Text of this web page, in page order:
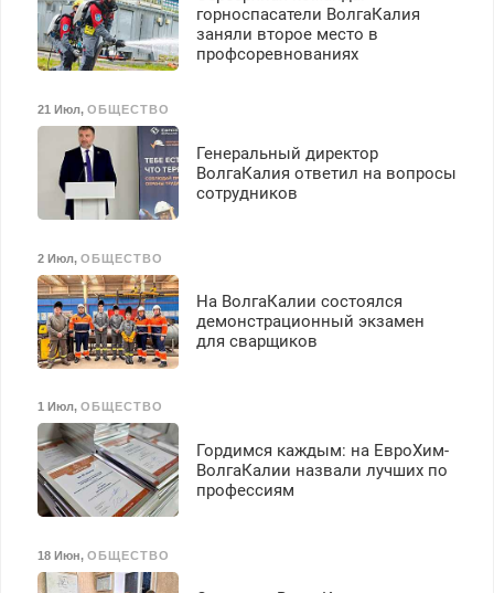
горноспасатели ВолгаКалия
заняли второе место в
профсоревнованиях
21 Июл, ОБЩЕСТВО
Генеральный директор
ВолгаКалия ответил на вопросы
сотрудников
2 Июл, ОБЩЕСТВО
На ВолгаКалии состоялся
демонстрационный экзамен
для сварщиков
1 Июл, ОБЩЕСТВО
Гордимся каждым: на ЕвроХим-
ВолгаКалии назвали лучших по
профессиям
18 Июн, ОБЩЕСТВО